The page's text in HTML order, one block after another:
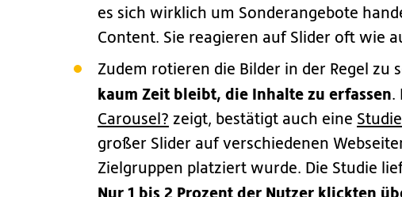
es sich wirklich um Sonderangebote
Content. Sie reagieren auf Slider oft wie
Zudem rotieren die Bilder in der Regel zu
kaum Zeit bleibt, die Inhalte zu erfassen.
Carousel? zeigt, bestätigt auch eine
großer Slider auf verschiedenen
Zielgruppen platziert wurde. Die Studie
Nur 1 bis 2 Prozent der Nutzer klickten